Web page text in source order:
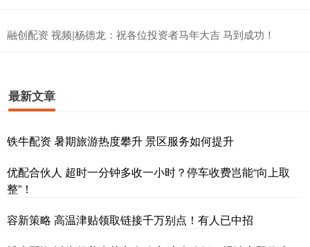
融创配资 视频|杨德龙：祝各位投资者马年大吉 马到成功！
最新文章
铁牛配资 暑期旅游热度攀升 景区服务如何提升
优配合伙人 超时一分钟多收一小时？停车收费岂能“向上取
整”！
容新策略 高温津贴领取链接千万别点！有人已中招